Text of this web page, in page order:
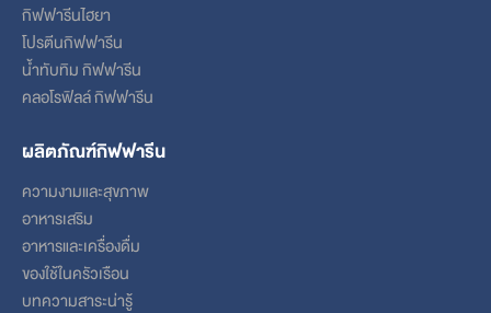
กิฟฟารีนไฮยา
โปรตีนกิฟฟารีน
น้ำทับทิม กิฟฟารีน
คลอโรฟิลล์ กิฟฟารีน
ผลิตภัณฑ์กิฟฟารีน
ความงามและสุขภาพ
อาหารเสริม
อาหารและเครื่องดื่ม
ของใช้ในครัวเรือน
บทความสาระน่ารู้